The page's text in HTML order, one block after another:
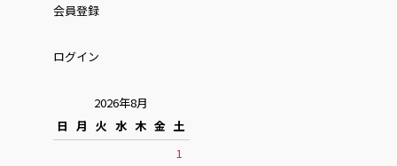
会員登録
ログイン
2026年8月
日
月 火 水 木 金 土
1